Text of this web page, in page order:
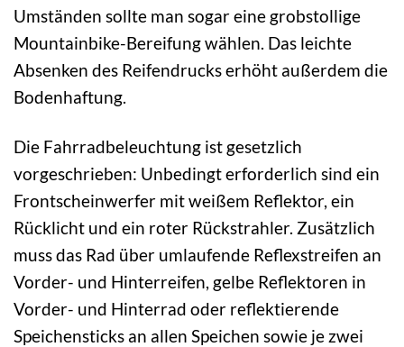
Umständen sollte man sogar eine grobstollige
Mountainbike-Bereifung wählen. Das leichte
Absenken des Reifendrucks erhöht außerdem die
Bodenhaftung.
Die Fahrradbeleuchtung ist gesetzlich
vorgeschrieben: Unbedingt erforderlich sind ein
Frontscheinwerfer mit weißem Reflektor, ein
Rücklicht und ein roter Rückstrahler. Zusätzlich
muss das Rad über umlaufende Reflexstreifen an
Vorder- und Hinterreifen, gelbe Reflektoren in
Vorder- und Hinterrad oder reflektierende
Speichensticks an allen Speichen sowie je zwei